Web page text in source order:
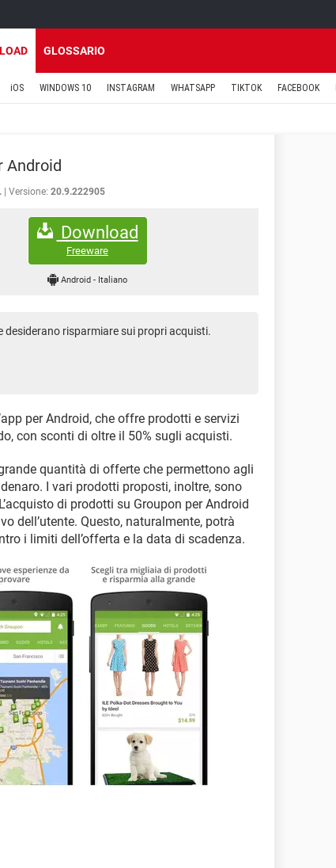
GLOSSARIO
iOS WINDOWS 10 INSTAGRAM WHATSAPP TIKTOK FACEBOOK
Android
Versione: 20.9.222905
Download
Freeware
Android- Italiano
risparmiare sui propri acquisti.
per Android, che offre prodotti e servizi
con sconti di oltre il 50% sugli acquisti.
quantità di offerte che permettono agli
I vari prodotti proposti, inoltre, sono
di prodotti su Groupon per Android
dell’utente. Questo, naturalmente, potrà
i limiti dell’offerta e la data di scadenza.